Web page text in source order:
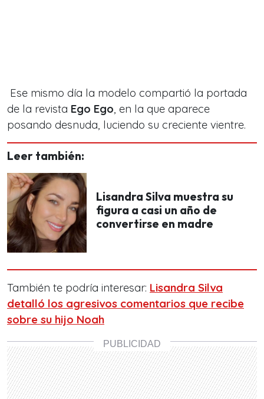
Ese mismo día la modelo compartió la portada
de la revista Ego Ego, en la que aparece
posando desnuda, luciendo su creciente vientre.
Leer también:
Lisandra Silva muestra su
figura a casi un año de
convertirse en madre
También te podría interesar: Lisandra Silva
detalló los agresivos comentarios que recibe
sobre su hijo Noah